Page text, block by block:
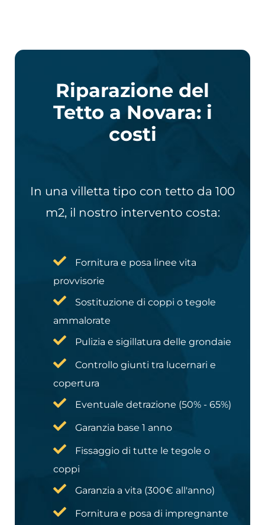
Riparazione del
Tetto a Novara: i
costi
In una villetta tipo con tetto da 100
m2, il nostro intervento costa:
Fornitura e posa linee vita
provvisorie
Sostituzione di coppi o tegole
ammalorate
Pulizia e sigillatura delle grondaie
Controllo giunti tra lucernari e
copertura
Eventuale detrazione (50% - 65%)
Garanzia base 1 anno
Fissaggio di tutte le tegole o
coppi
Garanzia a vita (300€ all'anno)
Fornitura e posa di impregnante